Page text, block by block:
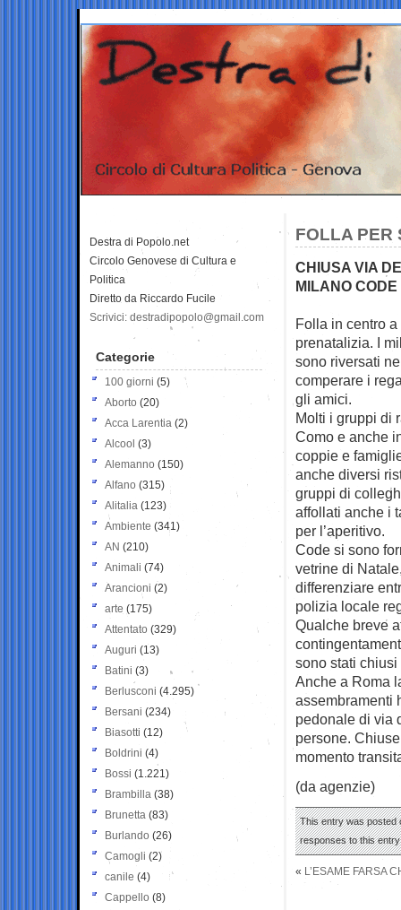
FOLLA PER
CHIUSA VIA
MILANO
Folla in centro
prenatalizia. I
sono riversati
comperare i
gli amici.
Molti i gruppi di
Como e anche
coppie e
anche diversi
gruppi di
affollati anche i
per l’aperitivo.
Code si sono
vetrine di
differenziare
polizia locale
Qualche breve
sono stati
Anche a Roma
assembramenti
pedonale di via
persone.
momento
(da agenzie)
This entry was posted
responses to this
« L’ESAME FARSA
Destra di Popolo.net
Circolo Genovese di Cultura e
Politica
Diretto da Riccardo Fucile
Scrivici: destradipopolo@gmail.com
Categorie
100 giorni (5)
Aborto (20)
Acca Larentia (2)
Alcool (3)
Alemanno (150)
Alfano (315)
Alitalia (123)
Ambiente (341)
AN (210)
Animali (74)
Arancioni (2)
arte (175)
Attentato (329)
Auguri (13)
Batini (3)
Berlusconi (4.295)
Bersani (234)
Biasotti (12)
Boldrini (4)
Bossi (1.221)
Brambilla (38)
Brunetta (83)
Burlando (26)
Camogli (2)
canile (4)
Cappello (8)